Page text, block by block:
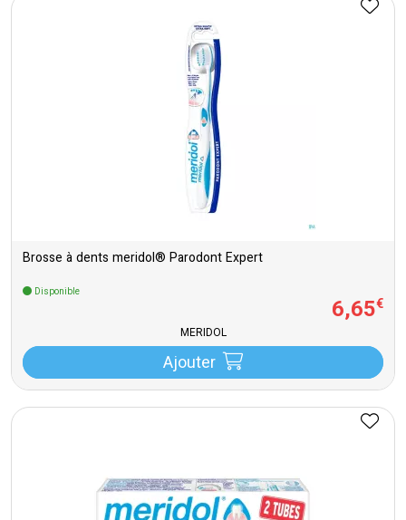
Brosse à dents meridol® Parodont Expert
Disponible
6,65€
MERIDOL
Ajouter